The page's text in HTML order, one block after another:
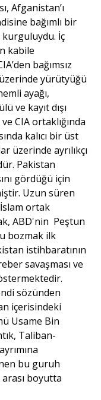
Afganistan’ı
bağımlı bir
İç
kabile
bağımsız
yürütyüğü
ayağı,
ve kayıt dışı
CIA ortaklığında
kalıcı bir üst
üzerinde ayrılıkçı
Pakistan
gördüğü için
Uzun süren
İslam ortak
ABD'nin Peştun
bozmak ilk
istihbaratının
savaşması ve
sözünden
içerisindeki
Usame Bin
Taliban-
bu guruh
boyutta